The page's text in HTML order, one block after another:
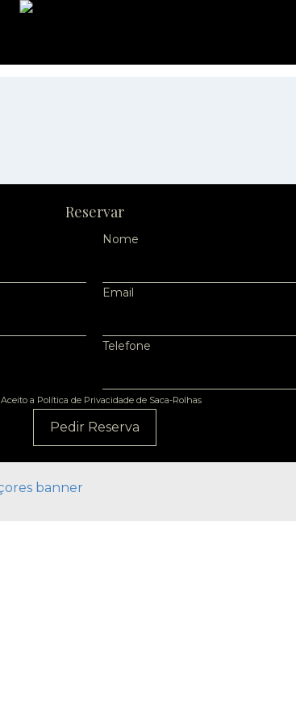
Reservar
Nome
Email
Telefone
Aceito a Política de Privacidade de Saca-Rolhas
Pedir Reserva